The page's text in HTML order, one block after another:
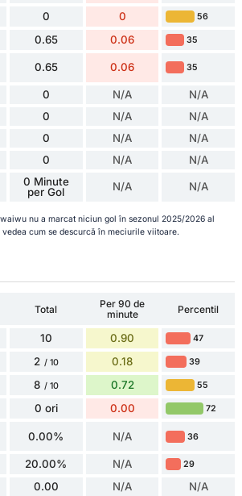
0 0 56
0.65 0.06 35
0.65 0.06 35
0 N/A N/A
0 N/A N/A
0 N/A N/A
0 N/A N/A
0 Minute
per Gol
N/A N/A
nu a marcat niciun gol în sezonul 2025/2026 al
cum se descurcă în meciurile viitoare.
Total
Per 90 de
minute
Percentil
10 0.90 47
2 / 10 0.18 39
8 / 10 0.72 55
0 ori 0.00 72
0.00% N/A 36
20.00% N/A 29
0.00 N/A N/A